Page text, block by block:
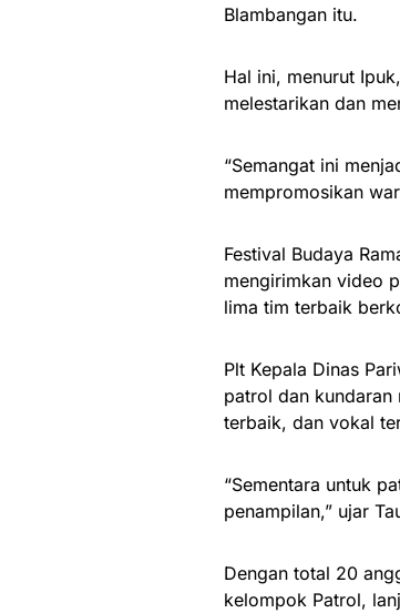
Blambangan itu.
Hal ini, menurut
melestarikan dan
“Semangat ini
mempromosikan
Festival Budaya
mengirimkan video
lima tim terbaik
Plt Kepala Dinas
patrol dan kundaran
terbaik, dan vokal
“Sementara untuk
penampilan,” ujar
Dengan total 20
kelompok Patrol,